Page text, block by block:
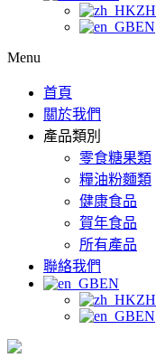
ZH
EN
Menu
首頁
關於我們
產品類別
零食糖果類
糧油粉麵類
健康食品
賀年食品
所有產品
聯絡我們
EN
ZH
EN